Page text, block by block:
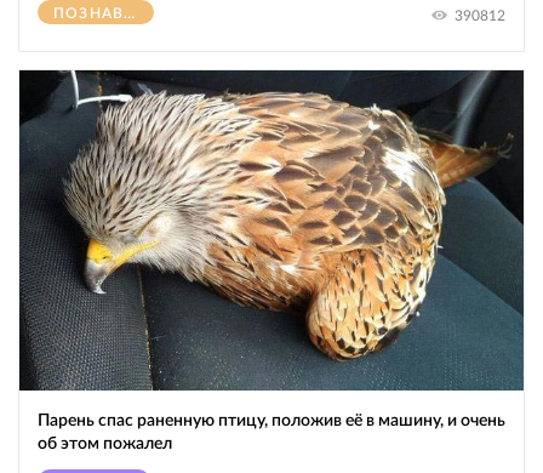
ПОЗНАВАТЕЛЬНОЕ 390812
Парень спас раненную птицу, положив её в машину, и очень
об этом пожалел